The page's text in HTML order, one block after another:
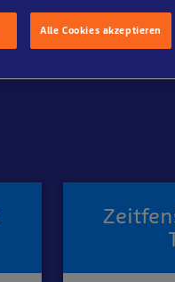
Alle Cookies akzeptieren